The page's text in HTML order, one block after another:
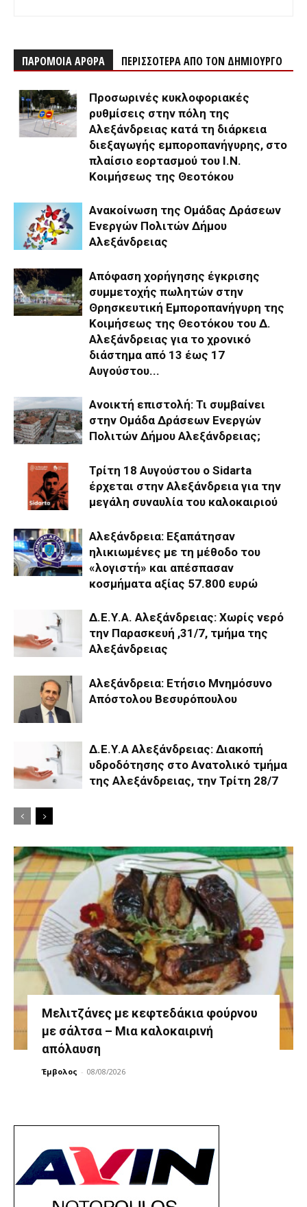
ΠΑΡΟΜΟΙΑ ΑΡΘΡΑ ΠΕΡΙΣΣΟΤΕΡΑ ΑΠΟ ΤΟΝ ΔΗΜΙΟΥΡΓΟ
Προσωρινές κυκλοφοριακές
ρυθμίσεις στην πόλη της
Αλεξάνδρειας κατά τη διάρκεια
διεξαγωγής εμποροπανήγυρης, στο
πλαίσιο εορτασμού του Ι.Ν.
Κοιμήσεως της Θεοτόκου
Ανακοίνωση της Ομάδας Δράσεων
Ενεργών Πολιτών Δήμου
Αλεξάνδρειας
Απόφαση χορήγησης έγκρισης
συμμετοχής πωλητών στην
Θρησκευτική Εμποροπανήγυρη της
Κοιμήσεως της Θεοτόκου του Δ.
Αλεξάνδρειας για το χρονικό
διάστημα από 13 έως 17
Αυγούστου...
Ανοικτή επιστολή: Τι συμβαίνει
στην Ομάδα Δράσεων Ενεργών
Πολιτών Δήμου Αλεξάνδρειας;
Τρίτη 18 Αυγούστου ο Sidarta
έρχεται στην Αλεξάνδρεια για την
μεγάλη συναυλία του καλοκαιριού
Αλεξάνδρεια: Εξαπάτησαν
ηλικιωμένες με τη μέθοδο του
«λογιστή» και απέσπασαν
κοσμήματα αξίας 57.800 ευρώ
Δ.Ε.Υ.Α. Αλεξάνδρειας: Χωρίς νερό
την Παρασκευή ,31/7, τμήμα της
Αλεξάνδρειας
Αλεξάνδρεια: Ετήσιο Μνημόσυνο
Απόστολου Βεσυρόπουλου
Δ.Ε.Υ.Α Αλεξάνδρειας: Διακοπή
υδροδότησης στο Ανατολικό τμήμα
της Αλεξάνδρειας, την Τρίτη 28/7
Μελιτζάνες με κεφτεδάκια φούρνου
με σάλτσα – Μια καλοκαιρινή
απόλαυση
Έμβολος - 08/08/2026